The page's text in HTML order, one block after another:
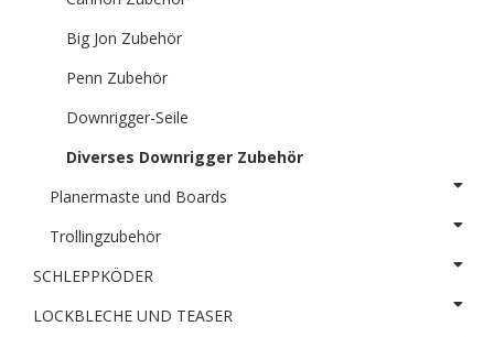
Big Jon Zubehör
Penn Zubehör
Downrigger-Seile
Diverses Downrigger Zubehör
Planermaste und Boards
Trollingzubehör
SCHLEPPKÖDER
LOCKBLECHE UND TEASER